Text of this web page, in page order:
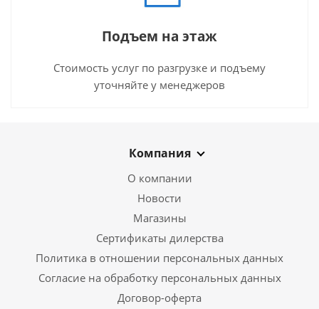
Подъем на этаж
Стоимость услуг по разгрузке и подъему
уточняйте у менеджеров
Компания
О компании
Новости
Магазины
Сертификаты дилерства
Политика в отношении персональных данных
Согласие на обработку персональных данных
Договор-оферта